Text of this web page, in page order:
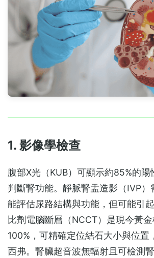
1. 影像學檢查
腹部X光（KUB）可顯示約85%的
判斷腎功能。靜脈腎盂造影（IVP）
能評估尿路結構與功能，但可能引
比劑電腦斷層（NCCT）是現今黃
100%，可精確定位結石大小與位
西弗。腎臟超音波無輻射且可檢測